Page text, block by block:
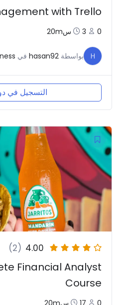
with Trello
0 3س20m
H بواسطة hasan92 في
التسجيل في
4.00
(2)
Financial Analyst
Course